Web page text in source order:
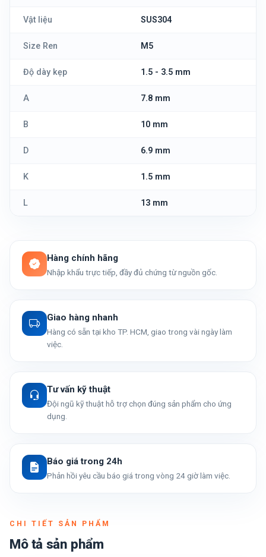
Vật liệu SUS304
Size Ren M5
Độ dày kẹp 1.5 - 3.5 mm
A 7.8 mm
B 10 mm
D 6.9 mm
K 1.5 mm
L 13 mm
Hàng chính hãng
Nhập khẩu trực tiếp, đầy đủ chứng từ nguồn gốc.
Giao hàng nhanh
Hàng có sẵn tại kho TP. HCM, giao trong vài ngày làm
việc.
Tư vấn kỹ thuật
Đội ngũ kỹ thuật hỗ trợ chọn đúng sản phẩm cho ứng
dụng.
Báo giá trong 24h
Phản hồi yêu cầu báo giá trong vòng 24 giờ làm việc.
CHI TIẾT SẢN PHẨM
Mô tả sản phẩm